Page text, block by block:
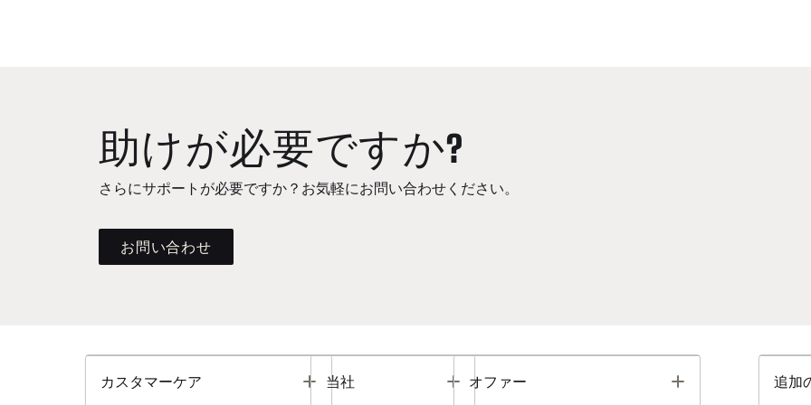
助けが必要ですか?
さらにサポートが必要ですか？お気軽にお問い合わせください。
お問い合わせ
カスタマーケア Toggle
当社 Toggle
オファー Toggle 追加